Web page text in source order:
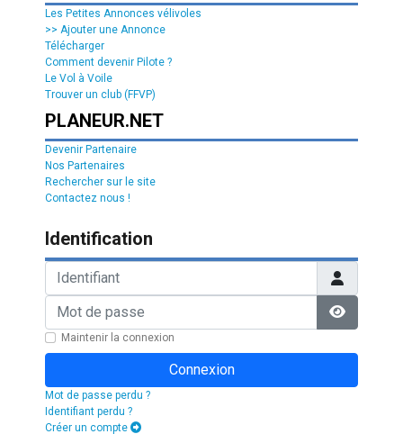
Les Petites Annonces vélivoles
>> Ajouter une Annonce
Télécharger
Comment devenir Pilote ?
Le Vol à Voile
Trouver un club (FFVP)
PLANEUR.NET
Devenir Partenaire
Nos Partenaires
Rechercher sur le site
Contactez nous !
Identification
Identifiant
Mot de passe
Afficher
Maintenir la connexion
Connexion
Mot de passe perdu ?
Identifiant perdu ?
Créer un compte